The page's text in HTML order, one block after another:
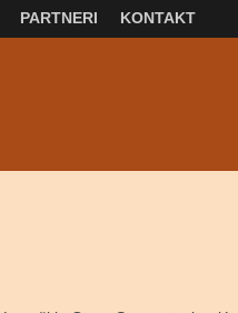
PARTNERI KONTAKT